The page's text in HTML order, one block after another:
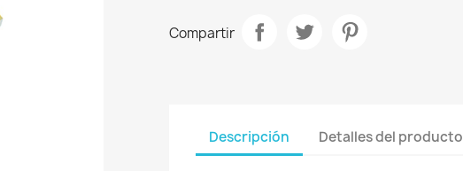
Compartir
Descripción Detalles del producto